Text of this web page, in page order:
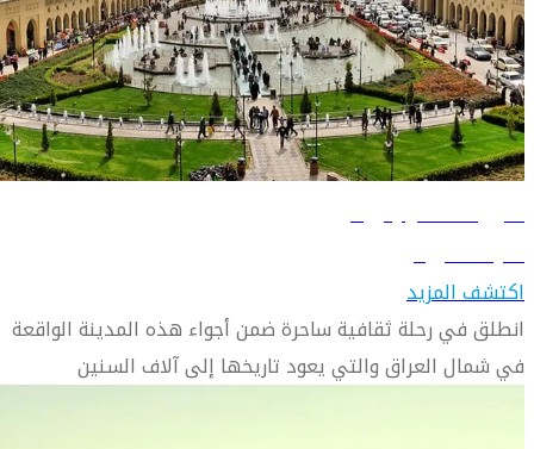
دليل السفر إلى أربيل
تعرّف على أربيل
اكتشف المزيد
انطلق في رحلة ثقافية ساحرة ضمن أجواء هذه المدينة الواقعة
في شمال العراق والتي يعود تاريخها إلى آلاف السنين